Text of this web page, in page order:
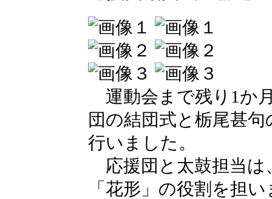
運動会まで残り1か
団の結団式と栃尾甚
行いました。
応援団と太鼓担当は
「花形」の役割を担